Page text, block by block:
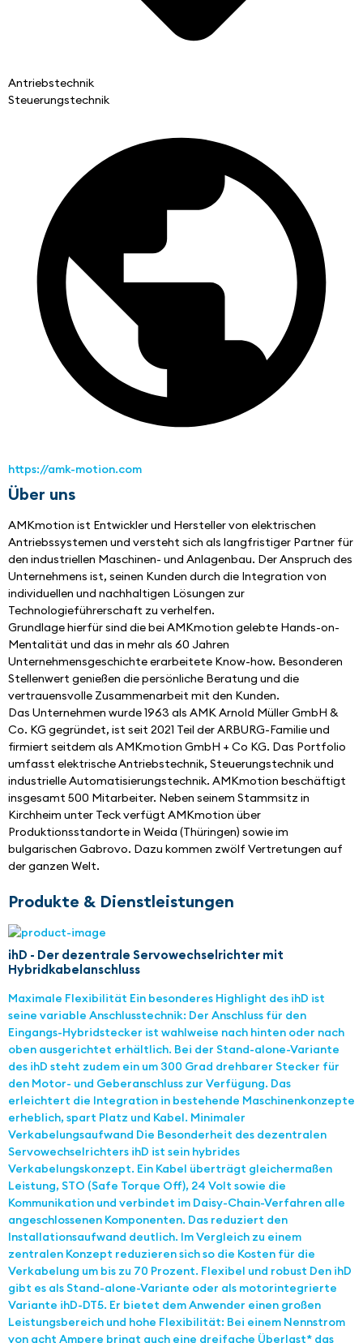
Antriebstechnik
Steuerungstechnik
https://amk-motion.com
Über uns
AMKmotion ist Entwickler und Hersteller von elektrischen
Antriebssystemen und versteht sich als langfristiger Partner für
den industriellen Maschinen- und Anlagenbau. Der Anspruch des
Unternehmens ist, seinen Kunden durch die Integration von
individuellen und nachhaltigen Lösungen zur
Technologieführerschaft zu verhelfen.
Grundlage hierfür sind die bei AMKmotion gelebte Hands-on-
Mentalität und das in mehr als 60 Jahren
Unternehmensgeschichte erarbeitete Know-how. Besonderen
Stellenwert genießen die persönliche Beratung und die
vertrauensvolle Zusammenarbeit mit den Kunden.
Das Unternehmen wurde 1963 als AMK Arnold Müller GmbH &
Co. KG gegründet, ist seit 2021 Teil der ARBURG-Familie und
firmiert seitdem als AMKmotion GmbH + Co KG. Das Portfolio
umfasst elektrische Antriebstechnik, Steuerungstechnik und
industrielle Automatisierungstechnik. AMKmotion beschäftigt
insgesamt 500 Mitarbeiter. Neben seinem Stammsitz in
Kirchheim unter Teck verfügt AMKmotion über
Produktionsstandorte in Weida (Thüringen) sowie im
bulgarischen Gabrovo. Dazu kommen zwölf Vertretungen auf
der ganzen Welt.
Produkte & Dienstleistungen
ihD - Der dezentrale Servowechselrichter mit
Hybridkabelanschluss
Maximale Flexibilität Ein besonderes Highlight des ihD ist
seine variable Anschlusstechnik: Der Anschluss für den
Eingangs-Hybridstecker ist wahlweise nach hinten oder nach
oben ausgerichtet erhältlich. Bei der Stand-alone-Variante
des ihD steht zudem ein um 300 Grad drehbarer Stecker für
den Motor- und Geberanschluss zur Verfügung. Das
erleichtert die Integration in bestehende Maschinenkonzepte
erheblich, spart Platz und Kabel. Minimaler
Verkabelungsaufwand Die Besonderheit des dezentralen
Servowechselrichters ihD ist sein hybrides
Verkabelungskonzept. Ein Kabel überträgt gleichermaßen
Leistung, STO (Safe Torque Off), 24 Volt sowie die
Kommunikation und verbindet im Daisy-Chain-Verfahren alle
angeschlossenen Komponenten. Das reduziert den
Installationsaufwand deutlich. Im Vergleich zu einem
zentralen Konzept reduzieren sich so die Kosten für die
Verkabelung um bis zu 70 Prozent. Flexibel und robust Den ihD
gibt es als Stand-alone-Variante oder als motorintegrierte
Variante ihD-DT5. Er bietet dem Anwender einen großen
Leistungsbereich und hohe Flexibilität: Bei einem Nennstrom
von acht Ampere bringt auch eine dreifache Überlast* das